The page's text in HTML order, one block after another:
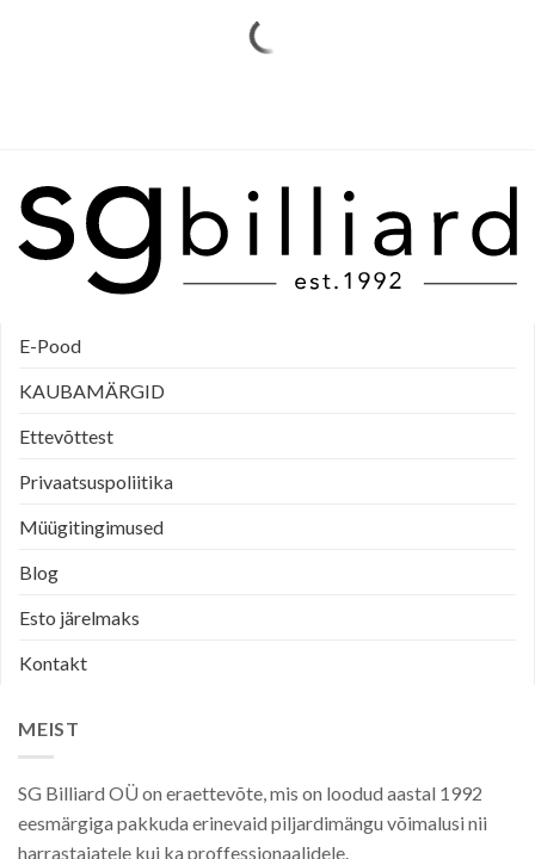
E-Pood
KAUBAMÄRGID
Ettevõttest
Privaatsuspoliitika
Müügitingimused
Blog
Esto järelmaks
Kontakt
MEIST
SG Billiard OÜ on eraettevõte, mis on loodud aastal 1992
eesmärgiga pakkuda erinevaid piljardimängu võimalusi nii
harrastajatele kui ka proffessionaalidele.